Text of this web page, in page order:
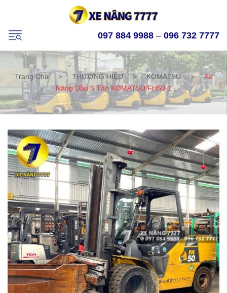
097 884 9988 – 096 732 7777
Trang Chủ > THƯƠNG HIỆU > KOMATSU >
Xe
Nâng Dầu 5 Tấn KOMATSU FH50-1